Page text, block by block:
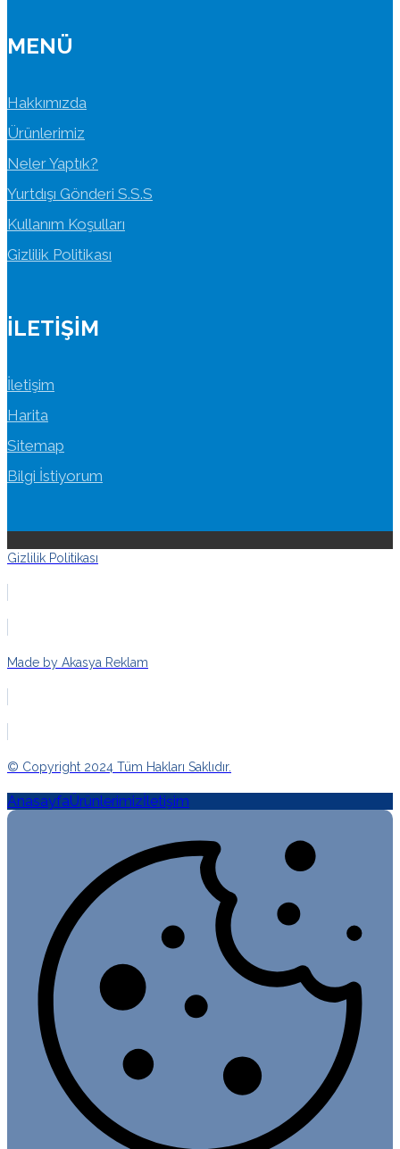
MENÜ
Hakkımızda
Ürünlerimiz
Neler Yaptık?
Yurtdışı Gönderi S.S.S
Kullanım Koşulları
Gizlilik Politikası
İLETIŞIM
İletişim
Harita
Sitemap
Bilgi İstiyorum
Gizlilik Politikası
Made by Akasya Reklam
© Copyright 2024 Tüm Hakları Saklıdır.
AnasayfaÜrünlerimizİletişim